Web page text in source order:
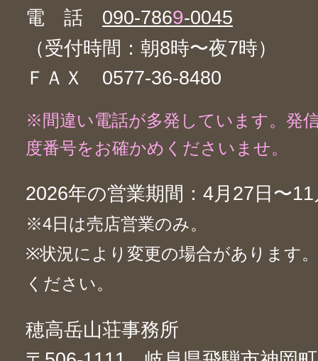
電 話 090-7869-0045
（受付時間：朝8時〜夜7時）
ＦＡＸ 0577-36-8480
※間違い電話が多発しています。発
度番号をお確かめくださいませ。
2026年の営業期間：4月27日〜
※4日は売店営業のみ。
※状況により変更の場合があります
ください。
穂高岳山荘事務所